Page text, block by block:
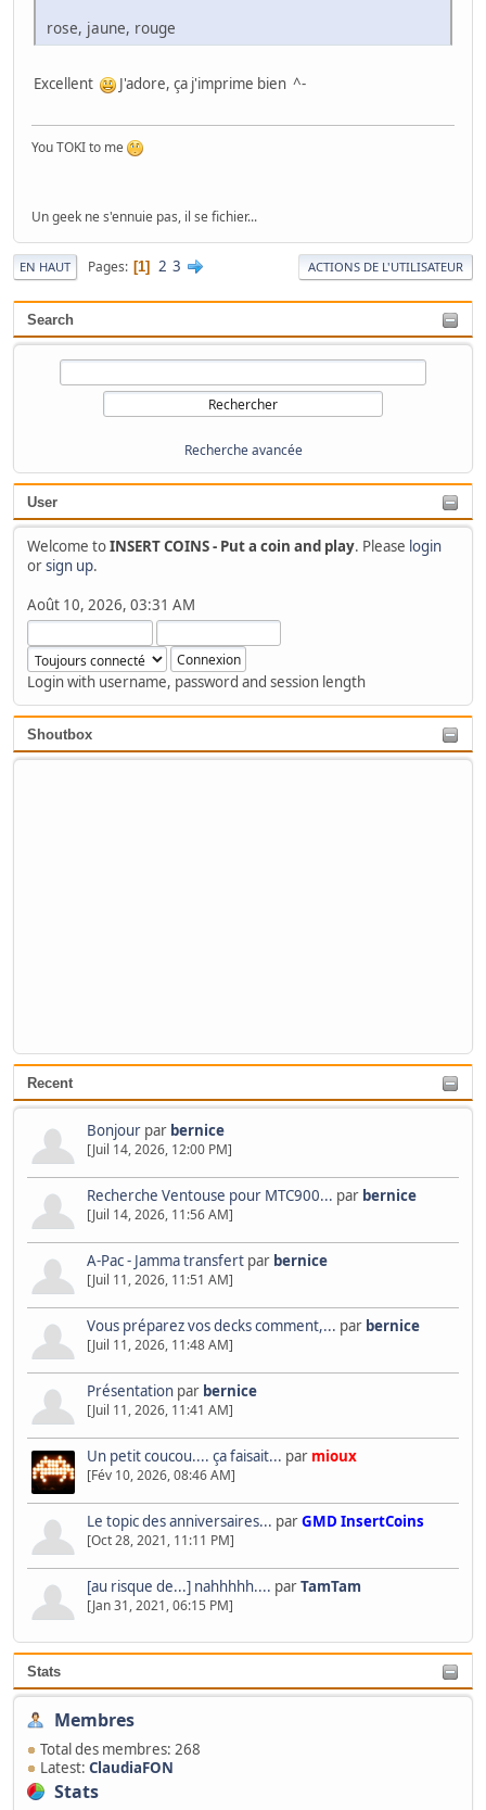
Search
Recherche avancée
User
Welcome toINSERT COINS - Put a coin and play. Please login
orsign up.
Août 10, 2026, 03:31 AM
Login with username, password and session length
Shoutbox
Recent
Bonjour par bernice
[Juil 14, 2026, 12:00 PM]
Recherche Ventouse pour MTC900... par bernice
[Juil 14, 2026, 11:56 AM]
A-Pac - Jamma transfert par bernice
[Juil 11, 2026, 11:51 AM]
Vous préparez vos decks comment,... par bernice
[Juil 11, 2026, 11:48 AM]
Présentation par bernice
[Juil 11, 2026, 11:41 AM]
Un petit coucou.... ça faisait... par mioux
[Fév 10, 2026, 08:46 AM]
Le topic des anniversaires... parGMD InsertCoins
[Oct 28, 2021, 11:11 PM]
[au risque de...] nahhhhh.... parTamTam
[Jan 31, 2021, 06:15 PM]
Stats
Membres
Total des membres: 268
Latest: ClaudiaFON
Stats
rose, jaune, rouge
Excellent J'adore, ça j'imprime bien ^-
You TOKI to me
Un geek ne s'ennuie pas, il se fichier...
EN HAUT Pages 1 2 3 ACTIONS DE L'UTILISATEUR